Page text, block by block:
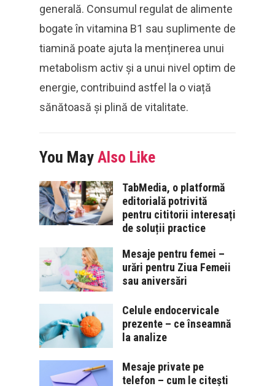
generală. Consumul regulat de alimente
bogate în vitamina B1 sau suplimente de
tiamină poate ajuta la menținerea unui
metabolism activ și a unui nivel optim de
energie, contribuind astfel la o viață
sănătoasă și plină de vitalitate.
You May Also Like
TabMedia, o platformă
editorială potrivită
pentru cititorii interesați
de soluții practice
Mesaje pentru femei –
urări pentru Ziua Femeii
sau aniversări
Celule endocervicale
prezente – ce înseamnă
la analize
Mesaje private pe
telefon – cum le citești